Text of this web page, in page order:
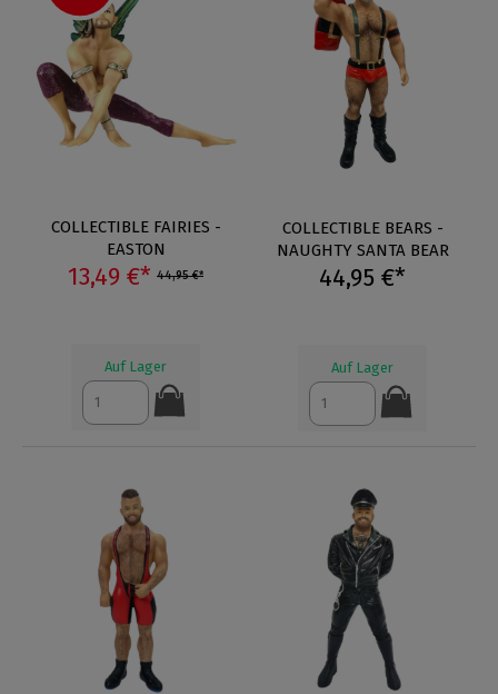
COLLECTIBLE FAIRIES -
EASTON
13,49 €* 44,95 €*
Auf Lager
COLLECTIBLE BEARS -
NAUGHTY SANTA BEAR
44,95 €*
Auf Lager